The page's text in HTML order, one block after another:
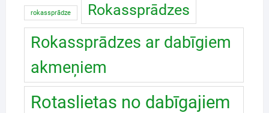
rokassprādze Rokassprādzes
Rokassprādzes ar dabīgiem
akmeņiem
Rotaslietas no dabīgajiem